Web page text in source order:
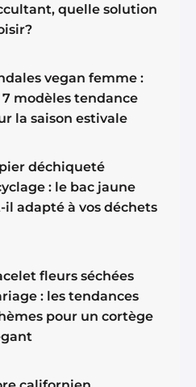
quelle solution
vegan femme :
7 modèles tendance
la saison estivale
déchiqueté
: le bac jaune
il adapté à vos déchets
fleurs séchées
: les tendances
pour un cortège